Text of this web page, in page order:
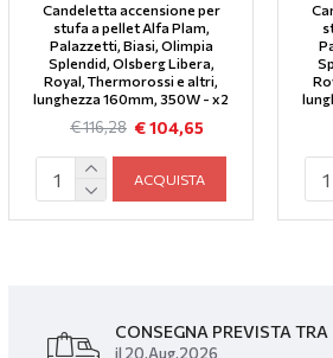
Candeletta accensione per
stufa a pellet Alfa Plam,
Palazzetti, Biasi, Olimpia
Splendid, Olsberg Libera,
Royal, Thermorossi e altri,
lunghezza 160mm, 350W - x2
€ 104,65
€ 116,28
ACQUISTA
CONSEGNA PREVISTA TRA
il 20.Aug.2026